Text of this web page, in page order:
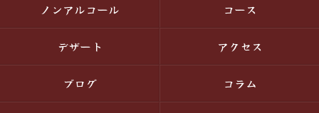
ノンアルコール コース
デザート アクセス
ブログ コラム